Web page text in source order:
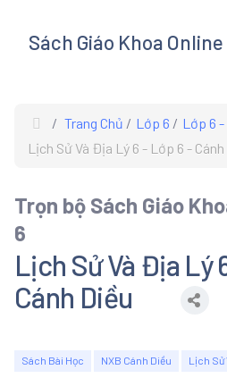
Sách Giáo Khoa Online
Trang Chủ Lớp 6
Lớp 6 -
Lịch Sử Và Địa Lý 6 - Lớp 6 -
Trọn bộ Sách Giáo
6
Lịch Sử Và Địa Lý
Cánh Diều
Sách Bài Học NXB Cánh Diều Lịch Sử